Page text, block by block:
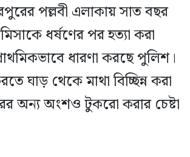
পল্লবী এলাকায় সাত বছর
ধর্ষণের পর হত্যা করা
ধারণা করছে পুলিশ।
ঘাড় থেকে মাথা বিচ্ছিন্ন করা
অন্য অংশও টুকরো করার চেষ্টা